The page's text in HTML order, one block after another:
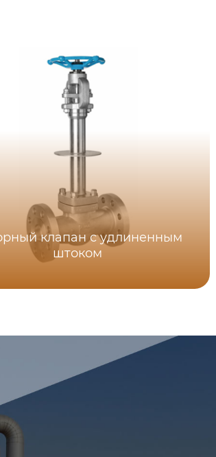
клапан с удлиненным
штоком